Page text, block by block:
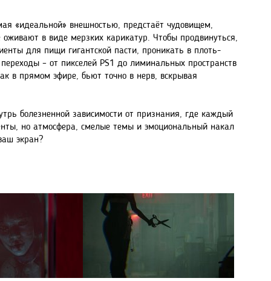
«идеальной» внешностью, предстаёт чудовищем,
в виде мерзких карикатур. Чтобы продвинуться,
для пищи гигантской пасти, проникать в плоть-
– от пикселей PS1 до лиминальных пространств
в прямом эфире, бьют точно в нерв, вскрывая
болезненной зависимости от признания, где каждый
но атмосфера, смелые темы и эмоциональный накал
экран?